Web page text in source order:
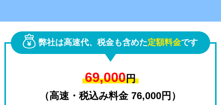
弊社は高速代、税金も含めた定額料金です
69,000円
（高速・税込み料金 76,000円）